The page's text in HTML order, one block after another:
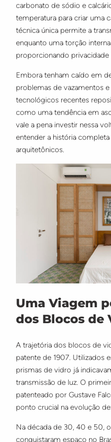
carbonato de sódio e
temperatura para criar uma
técnica única permite a
enquanto uma torção
proporcionando privacidade
Embora tenham caído em
problemas de vazamentos
tecnológicos recentes
como uma tendência em
vale a pena investir nessa
entender a história
arquitetônicos.
Uma Viagem
dos Blocos de
A trajetória dos blocos de
patente de 1907. Utilizados
prismas de vidro já
transmissão de luz. O
patenteado por Gustave
ponto crucial na evolução
Na década de 30, 40 e 50,
conquistaram espaço no